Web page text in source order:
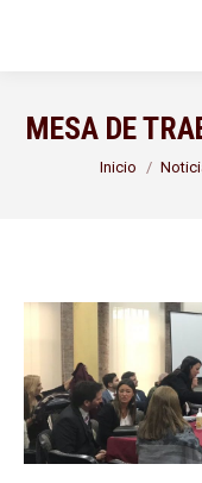
MESA DE
Estás aquí:
Inicio